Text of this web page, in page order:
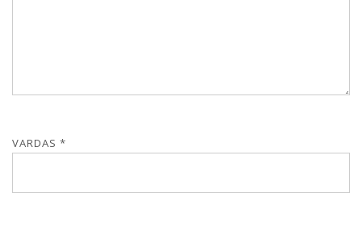
VARDAS *